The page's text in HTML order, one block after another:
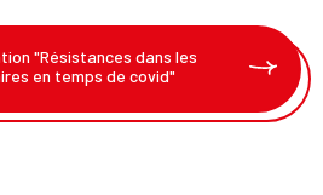
"Résistances dans les
en temps de covid"